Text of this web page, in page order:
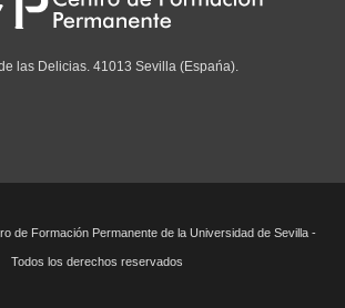
las Delicias. 41013 Sevilla (Espańa).
de Formación Permanente de la Universidad de Sevilla -
Todos los derechos reservados